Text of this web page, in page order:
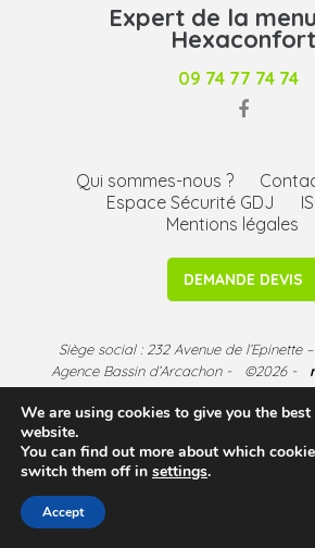
Expert de la
Hexaconfort
09 74 77 74 74
Qui sommes-nous ?
Espace Sécurité GDJ
Mentions légales
DEMANDE DEVIS
Siège social : 232 Avenue de l’Epinette
Agence Bassin d’Arcachon - ©2026 -
CGU
We are using cookies to give you the best
website.
You can find out more about which
switch them off in settings.
Accept